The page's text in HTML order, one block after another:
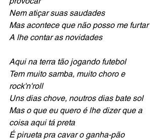
Nem atiçar suas saudades
Mas acontece que não posso me furtar
A lhe contar as novidades
Aqui na terra tão jogando futebol
Tem muito samba, muito choro e
rock'n'roll
Uns dias chove, noutros dias bate sol
Mas o que eu quero é lhe dizer que a
coisa aqui tá preta
É pirueta pra cavar o ganha-pão